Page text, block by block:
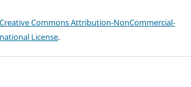
Commons Attribution-NonCommercial-
License.